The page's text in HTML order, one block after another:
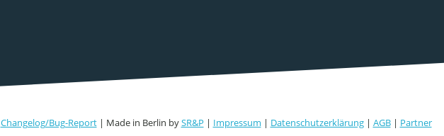
Changelog/Bug-Report| Made in Berlin bySR&P | Impressum | Datenschutzerklärung| AGB| Partner